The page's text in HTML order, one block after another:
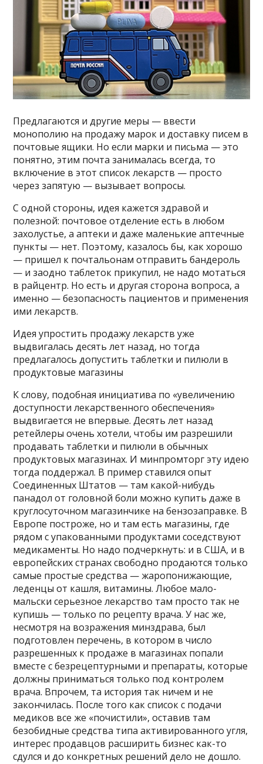
Предлагаются и другие меры — ввести
монополию на продажу марок и доставку писем в
почтовые ящики. Но если марки и письма — это
понятно, этим почта занималась всегда, то
включение в этот список лекарств — просто
через запятую — вызывает вопросы.
С одной стороны, идея кажется здравой и
полезной: почтовое отделение есть в любом
захолустье, а аптеки и даже маленькие аптечные
пункты — нет. Поэтому, казалось бы, как хорошо
— пришел к почтальонам отправить бандероль
— и заодно таблеток прикупил, не надо мотаться
в райцентр. Но есть и другая сторона вопроса, а
именно — безопасность пациентов и применения
ими лекарств.
Идея упростить продажу лекарств уже
выдвигалась десять лет назад, но тогда
предлагалось допустить таблетки и пилюли в
продуктовые магазины
К слову, подобная инициатива по «увеличению
доступности лекарственного обеспечения»
выдвигается не впервые. Десять лет назад
ретейлеры очень хотели, чтобы им разрешили
продавать таблетки и пилюли в обычных
продуктовых магазинах. И минпромторг эту идею
тогда поддержал. В пример ставился опыт
Соединенных Штатов — там какой-нибудь
панадол от головной боли можно купить даже в
круглосуточном магазинчике на бензозаправке. В
Европе построже, но и там есть магазины, где
рядом с упакованными продуктами соседствуют
медикаменты. Но надо подчеркнуть: и в США, и в
европейских странах свободно продаются только
самые простые средства — жаропонижающие,
леденцы от кашля, витамины. Любое мало-
мальски серьезное лекарство там просто так не
купишь — только по рецепту врача. У нас же,
несмотря на возражения минздрава, был
подготовлен перечень, в котором в число
разрешенных к продаже в магазинах попали
вместе с безрецептурными и препараты, которые
должны приниматься только под контролем
врача. Впрочем, та история так ничем и не
закончилась. После того как список с подачи
медиков все же «почистили», оставив там
безобидные средства типа активированного угля,
интерес продавцов расширить бизнес как-то
сдулся и до конкретных решений дело не дошло.